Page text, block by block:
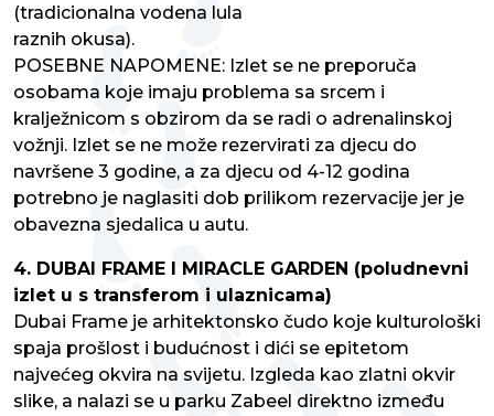
(tradicionalna vodena lula
raznih okusa).
POSEBNE NAPOMENE: Izlet se ne preporuča
osobama koje imaju problema sa srcem i
kralježnicom s obzirom da se radi o adrenalinskoj
vožnji. Izlet se ne može rezervirati za djecu do
navršene 3 godine, a za djecu od 4-12 godina
potrebno je naglasiti dob prilikom rezervacije jer je
obavezna sjedalica u autu.
4. DUBAI FRAME I MIRACLE GARDEN (poludnevni
izlet u s transferom i ulaznicama)
Dubai Frame je arhitektonsko čudo koje kulturološki
spaja prošlost i budućnost i dići se epitetom
najvećeg okvira na svijetu. Izgleda kao zlatni okvir
slike, a nalazi se u parku Zabeel direktno između